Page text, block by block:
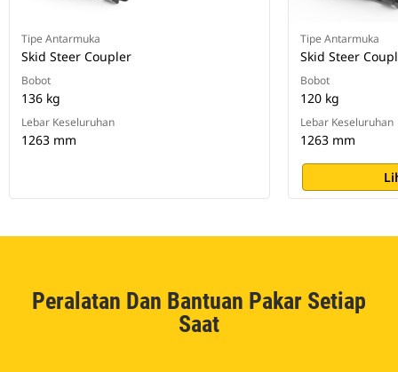
Tipe Antarmuka
Skid Steer Coupler
Bobot
136 kg
Lebar Keseluruhan
1263 mm
Tipe Antarmuka
Skid Steer
Bobot
120 kg
Lebar Keseluruhan
1263 mm
Peralatan Dan Bantuan Pakar Setiap
Saat